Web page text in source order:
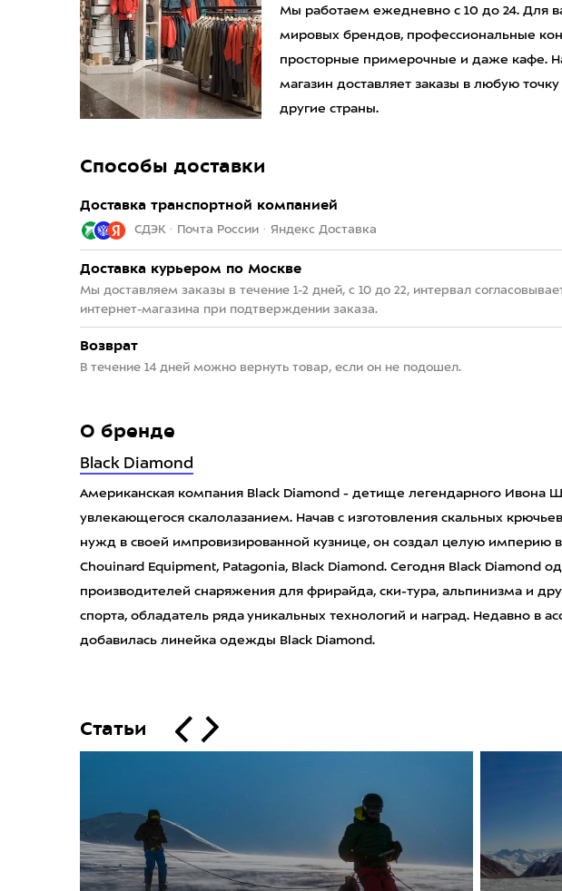
Мы работаем ежедневно с 10 до 24. Для
мировых брендов, профессиональные
просторные примерочные и даже кафе.
магазин доставляет заказы в любую точку
другие страны.
Способы доставки
Доставка транспортной компанией
СДЭК · Почта России · Яндекс Доставка
Доставка курьером по Москве
Мы доставляем заказы в течение 1-2 дней, с 10 до 22, интервал
интернет-магазина при подтверждении заказа.
Возврат
В течение 14 дней можно вернуть товар, если он не подошел.
О бренде
Black Diamond
Американская компания Black Diamond - детище легендарного Ивона
увлекающегося скалолазанием. Начав с изготовления скальных
нужд в своей импровизированной кузнице, он создал целую империю
Chouinard Equipment, Patagonia, Black Diamond. Сегодня Black Diamond
производителей снаряжения для фрирайда, ски-тура, альпинизма и
спорта, обладатель ряда уникальных технологий и наград. Недавно в
добавилась линейка одежды Black Diamond.
Статьи